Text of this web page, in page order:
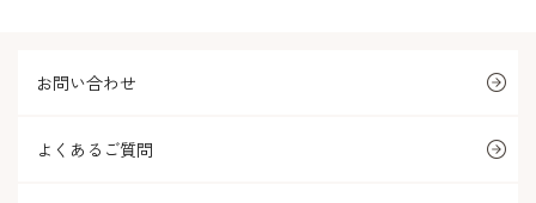
お問い合わせ
よくあるご質問